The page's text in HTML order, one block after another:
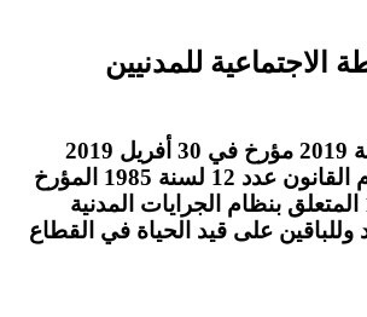
الاجتماعية للمدنيين
قانون عدد 37 لسنة 2019 مؤرخ في 30 أفريل 2019
يتعلّق بتنقيح وإتمام القانون عدد 12 لسنة 1985 المؤرخ
في 5 مارس 1985 المتعلق بنظام الجرايات المدنية
وللباقين على قيد الحياة في القطاع